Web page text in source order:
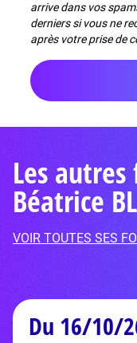
arrive dans vos
derniers si vous ne
après votre prise de
Les
Béatrice
VOIR TOUTES SES
Du 16/10/